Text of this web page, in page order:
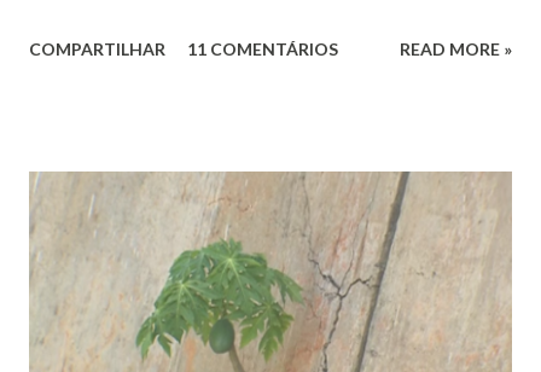
nos estudos, adquiriu conhecimentos gerais, notadamente
com rapidez e brilhantismo.
COMPARTILHAR 11 COMENTÁRIOS READ MORE »